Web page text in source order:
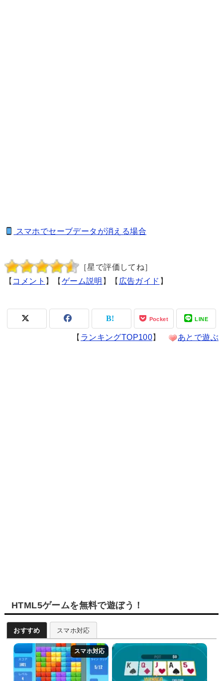
スマホでセーブデータが消える場合
［星で評価してね］
【 コメント 】【 ゲーム説明 】【 広告ガイド 】
Pocket LINE
【 ランキングTOP100】 あとで遊ぶ
HTML5ゲームを無料で遊ぼう！
おすすめ スマホ対応